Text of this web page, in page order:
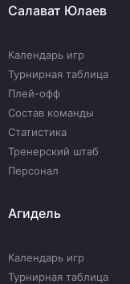
Салават Юлаев
Календарь игр
Турнирная таблица
Плей-офф
Состав команды
Статистика
Тренерский штаб
Персонал
Агидель
Календарь игр
Турнирная таблица